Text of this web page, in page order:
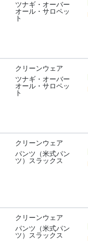
ツナギ・オーバー
オール・サロペッ
ト
クリーンウェア
ツナギ・オーバー
オール・サロペッ
ト
クリーンウェア
パンツ（米式パン
ツ）スラックス
クリーンウェア
パンツ（米式パン
ツ）スラックス